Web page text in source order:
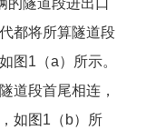
的隧道段进出口
都将所算隧道段
图1（a）所示。
道段首尾相连，
如图1（b）所